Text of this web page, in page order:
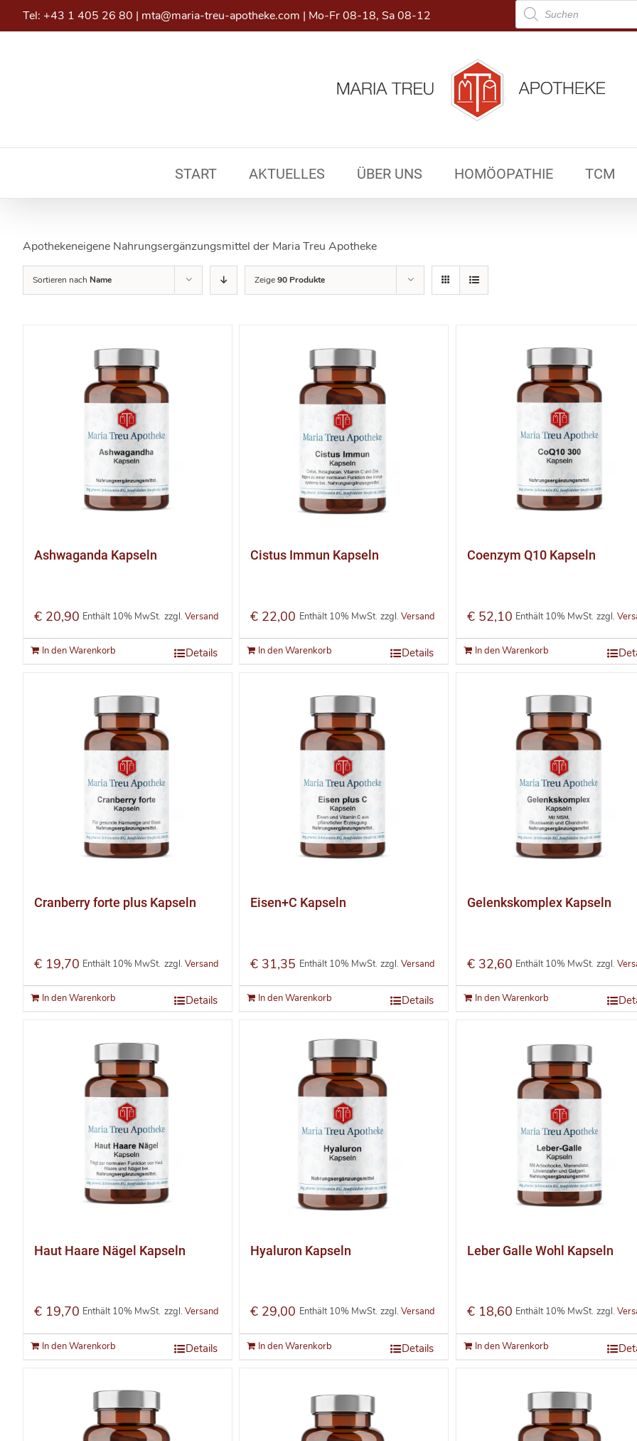
Tel: +43 1 405 26 80 | mta@maria-treu-apotheke.com | Mo-Fr 08-18, Sa 08-12
Products
search
START AKTUELLES ÜBER UNS HOMÖOPATHIE TCM
Apothekeneigene Nahrungsergänzungsmittel der Maria Treu Apotheke
Sortieren nach Name Zeige90 Produkte
Ashwaganda Kapseln
€ 20,90 Enthält 10% MwSt. zzgl. Versand
In den Warenkorb Details
Cistus Immun Kapseln
€ 22,00 Enthält 10% MwSt. zzgl.Versand
In den Warenkorb Details
Coenzym Q10 Kapseln
€52,10 Enthält 10% MwSt. zzgl.
In den Warenkorb
Cranberry forte plus Kapseln
€ 19,70 Enthält 10% MwSt. zzgl. Versand
In den Warenkorb Details
Eisen+C Kapseln
€ 31,35 Enthält 10% MwSt. zzgl.Versand
In den Warenkorb Details
Gelenkskomplex Kapseln
€32,60 Enthält 10% MwSt. zzgl.
In den Warenkorb
Haut Haare Nägel Kapseln
€ 19,70 Enthält 10% MwSt. zzgl. Versand
In den Warenkorb Details
Hyaluron Kapseln
€ 29,00 Enthält 10% MwSt. zzgl.Versand
In den Warenkorb Details
Leber Galle Wohl Kapseln
€18,60 Enthält 10% MwSt. zzgl.
In den Warenkorb